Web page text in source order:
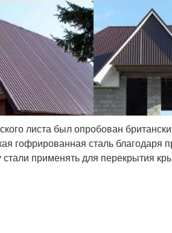
листа был опробован
гофрированная сталь
применять для перекрытия